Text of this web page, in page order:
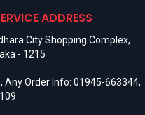
ADDRESS
City Shopping Complex,
- 1215
, Any Order Info: 01945-663344,